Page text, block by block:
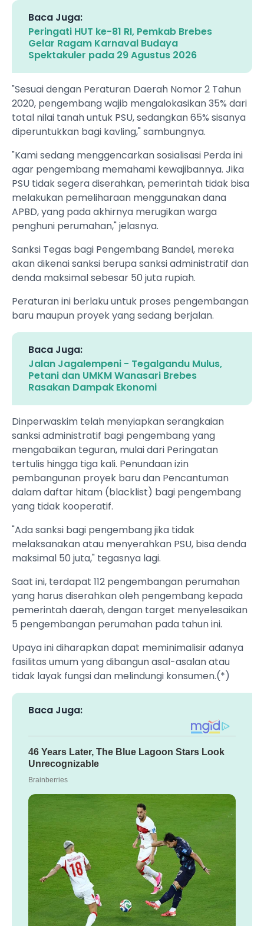
Baca Juga:
Peringati HUT ke-81 RI, Pemkab Brebes
Gelar Ragam Karnaval Budaya
Spektakuler pada 29 Agustus 2026
"Sesuai dengan Peraturan Daerah Nomor 2 Tahun
2020, pengembang wajib mengalokasikan 35% dari
total nilai tanah untuk PSU, sedangkan 65% sisanya
diperuntukkan bagi kavling," sambungnya.
‎"Kami sedang menggencarkan sosialisasi Perda ini
agar pengembang memahami kewajibannya. Jika
PSU tidak segera diserahkan, pemerintah tidak bisa
melakukan pemeliharaan menggunakan dana
APBD, yang pada akhirnya merugikan warga
penghuni perumahan," jelasnya.
‎Sanksi Tegas bagi Pengembang Bandel, mereka
akan dikenai sanksi berupa sanksi administratif dan
denda maksimal sebesar 50 juta rupiah.
‎Peraturan ini berlaku untuk proses pengembangan
baru maupun proyek yang sedang berjalan.
Baca Juga:
Jalan Jagalempeni - Tegalgandu Mulus,
Petani dan UMKM Wanasari Brebes
Rasakan Dampak Ekonomi
‎Dinperwaskim telah menyiapkan serangkaian
sanksi administratif bagi pengembang yang
mengabaikan teguran, mulai dari Peringatan
tertulis hingga tiga kali. Penundaan izin
pembangunan proyek baru dan Pencantuman
dalam daftar hitam (blacklist) bagi pengembang
yang tidak kooperatif.
‎"Ada sanksi bagi pengembang jika tidak
melaksanakan atau menyerahkan PSU, bisa denda
maksimal 50 juta," tegasnya lagi.
‎Saat ini, terdapat 112 pengembangan perumahan
yang harus diserahkan oleh pengembang kepada
pemerintah daerah, dengan target menyelesaikan
5 pengembangan perumahan pada tahun ini.
‎Upaya ini diharapkan dapat meminimalisir adanya
fasilitas umum yang dibangun asal-asalan atau
tidak layak fungsi dan melindungi konsumen.(*)
Baca Juga: